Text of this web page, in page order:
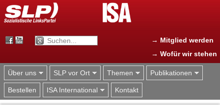
Jump to navigation
→ Mitglied werden
→ Wofür wir stehen
Über uns SLP vor Ort Themen Publikationen
Bestellen ISA International Kontakt